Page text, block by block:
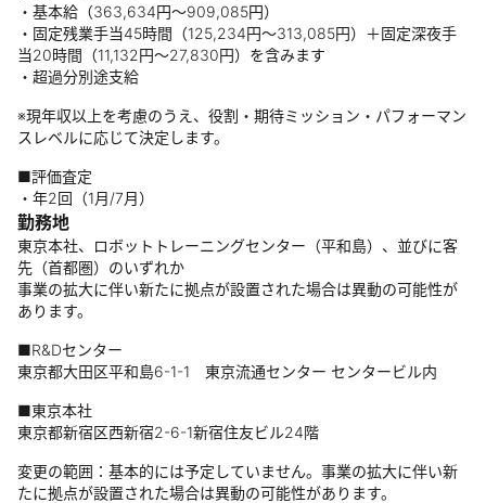
・基本給（363,634円～909,085円）
・固定残業手当45時間（125,234円～313,085円）＋固定深夜手
当20時間（11,132円～27,830円）を含みます
・超過分別途支給
※現年収以上を考慮のうえ、役割・期待ミッション・パフォーマン
スレベルに応じて決定します。
■評価査定
・年2回（1月/7月）
勤務地
東京本社、ロボットトレーニングセンター（平和島）、並びに客
先（首都圏）のいずれか
事業の拡大に伴い新たに拠点が設置された場合は異動の可能性が
あります。
■R&Dセンター
東京都大田区平和島6-1-1 東京流通センター センタービル内
■東京本社
東京都新宿区西新宿2-6-1新宿住友ビル24階
変更の範囲：基本的には予定していません。事業の拡大に伴い新
たに拠点が設置された場合は異動の可能性があります。